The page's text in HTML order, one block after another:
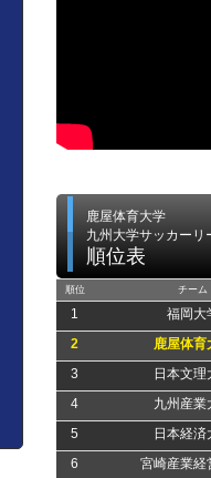
鹿屋体育大学
九州大学サッカーリ
順位表
順位 チーム
1 福岡大
2 鹿屋体育
3 日本文理
4 九州産業
5 日本経済
6 宮崎産業経